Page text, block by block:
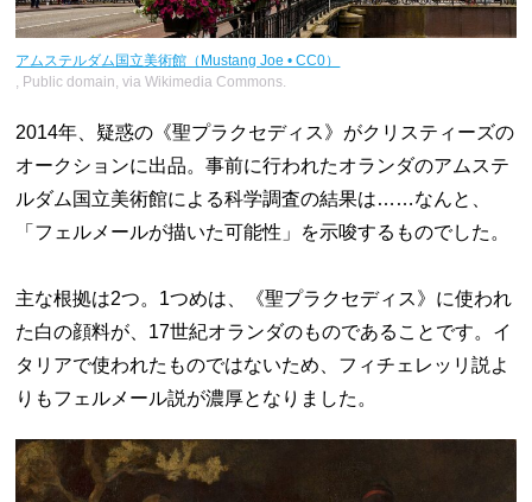
アムステルダム国立美術館（Mustang Joe • CC0）
, Public domain, via Wikimedia Commons.
2014年、疑惑の《聖プラクセディス》がクリスティーズの
オークションに出品。事前に行われたオランダのアムステ
ルダム国立美術館による科学調査の結果は……なんと、
「フェルメールが描いた可能性」を示唆するものでした。
主な根拠は2つ。1つめは、《聖プラクセディス》に使われ
た白の顔料が、17世紀オランダのものであることです。イ
タリアで使われたものではないため、フィチェレッリ説よ
りもフェルメール説が濃厚となりました。